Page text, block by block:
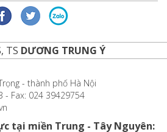
TS DƯƠNG TRUNG Ý
- thành phố Hà Nội
- Fax: 024 39429754
tại miền Trung - Tây Nguyên: